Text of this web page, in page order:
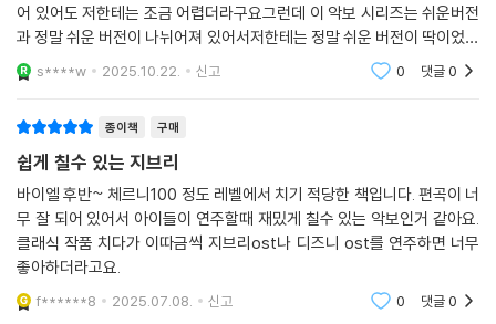
어 있어도 저한테는 조금 어렵더라구요그런데 이 악보 시리즈는 쉬운버전
과 정말 쉬운 버전이 나뉘어져 있어서저한테는 정말 쉬운 버전이 딱이었습
니다.쉬우면서도 쳐보면 아름답다는 느낌이 들어요~
s****w 2025.10.22. 신고 0 댓글0
종이책 구매
쉽게 칠수 있는 지브리
바이엘 후반~ 체르니100 정도 레벨에서 치기 적당한 책입니다. 편곡이 너
무 잘 되어 있어서 아이들이 연주할때 재밌게 칠수 있는 악보인거 같아요.
클래식 작품 치다가 이따금씩 지브리ost나 디즈니 ost를 연주하면 너무
좋아하더라고요.
f******8 2025.07.08. 신고 0 댓글0